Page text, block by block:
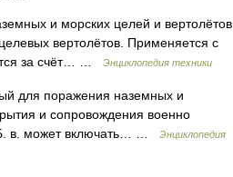
и морских целей и вертолётов
вертолётов. Применяется с
за счёт… …
Энциклопедия техники
для поражения наземных и
и сопровождения военно
Б. в. может включать… …
Энциклопедия